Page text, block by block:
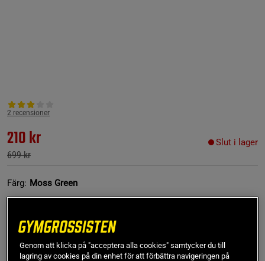
2 recensioner
210 kr
699 kr
Slut i lager
Färg: Moss Green
Genom att klicka på "acceptera alla cookies" samtycker du till
lagring av cookies på din enhet för att förbättra navigeringen på